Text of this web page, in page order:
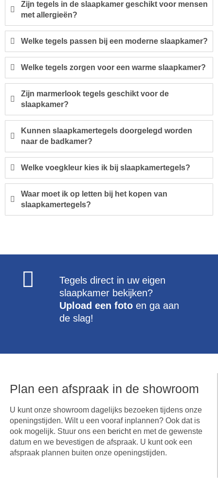
Zijn tegels in de slaapkamer geschikt voor mensen
met allergieën?
Welke tegels passen bij een moderne slaapkamer?
Welke tegels zorgen voor een warme slaapkamer?
Zijn marmerlook tegels geschikt voor de
slaapkamer?
Kunnen slaapkamertegels doorgelegd worden
naar de badkamer?
Welke voegkleur kies ik bij slaapkamertegels?
Waar moet ik op letten bij het kopen van
slaapkamertegels?
Tegels direct in uw eigen
slaapkamer bekijken?
Upload een fotoen ga aan
de slag!
Plan een afspraak in de showroom
U kunt onze showroom dagelijks bezoeken tijdens onze
openingstijden. Wilt u een vooraf inplannen? Ook dat is
ook mogelijk. Stuur ons een berichten met de gewenste
datum en we bevestigen de afspraak. U kunt ook een
afspraak plannen buiten onze openingstijden.